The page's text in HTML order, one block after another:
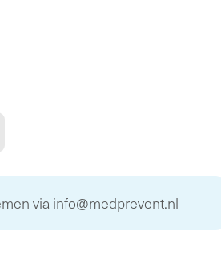
via info@medprevent.nl